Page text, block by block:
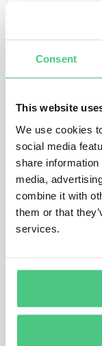
Consent
This website
We use cookies
social media
share
media,
combine it with
them or that
services.
FAQ.- What
What does
of production’
1Respuesta|
How is
Regulation?